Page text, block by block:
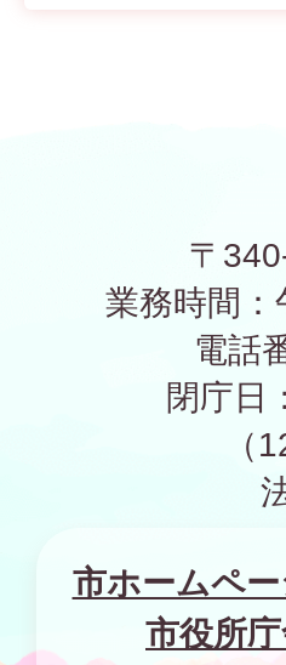
〒
業務時間
電話
閉庁日
（
市ホームペ
市役所